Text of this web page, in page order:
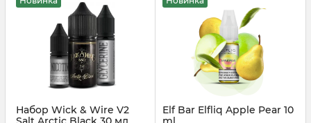
Набор Wick & Wire V2
Elf Bar Elfliq Apple Pear 10